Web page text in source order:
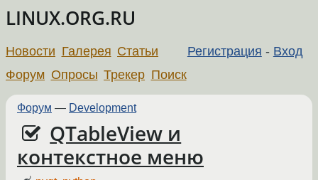
LINUX.ORG.RU
Регистрация - Вход
Новости Галерея Статьи
Форум Опросы Трекер Поиск
Форум — Development
QTableView и
контекстное меню